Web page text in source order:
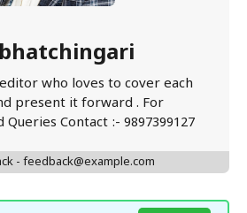
who loves to cover each
present it forward . For
Contact :- 9897399127
- feedback@example.com